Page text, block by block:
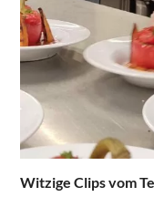
Witzige Clips vom